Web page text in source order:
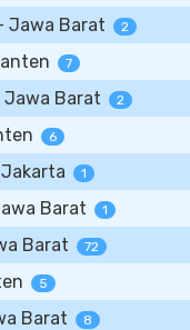
Jawa Barat 2
7
Jawa Barat 2
6
Jakarta 1
Barat 1
Barat 72
5
Barat 8